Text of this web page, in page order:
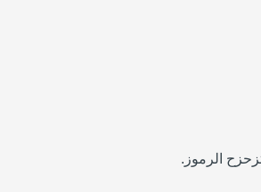
الرموز.